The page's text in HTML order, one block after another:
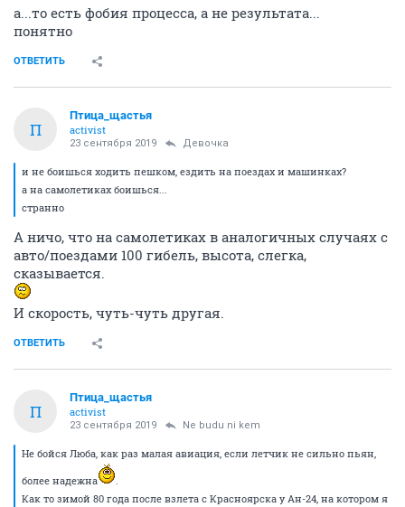
а...то есть фобия процесса, а не результата...
понятно
ОТВЕТИТЬ
П
Птица_щастья
activist
23 сентября 2019 Девочка
и не боишься ходить пешком, ездить на поездах и машинках?
а на самолетиках боишься...
странно
А ничо, что на самолетиках в аналогичных случаях с
авто/поездами 100 гибель, высота, слегка,
сказывается.
И скорость, чуть-чуть другая.
ОТВЕТИТЬ
П
Птица_щастья
activist
23 сентября 2019 Ne budu ni kem
Не бойся Люба, как раз малая авиация, если летчик не сильно пьян,
более надежна
.
Как то зимой 80 года после взлета с Красноярска у Ан-24, на котором я